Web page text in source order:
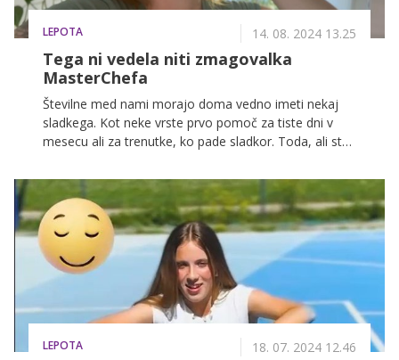
LEPOTA 14. 08. 2024 13.25
Tega ni vedela niti zmagovalka
MasterChefa
Številne med nami morajo doma vedno imeti nekaj
sladkega. Kot neke vrste prvo pomoč za tiste dni v
mesecu ali za trenutke, ko pade sladkor. Toda, ali ste
stara? Prekomerno uživanje sladkorja v naši koži
namreč sproži proces glikacije, ki povzroča izgubo
elastičnosti in nastanek gub. Na srečo obstaja način,
kako lahko to preprečite, ne da bi se morale
odpovedati sladkim razvadam - zaupala nam ga je
zmagovalka šova MasterChef Slovenija 2017 Sara
LEPOTA 18. 07. 2024 12.46